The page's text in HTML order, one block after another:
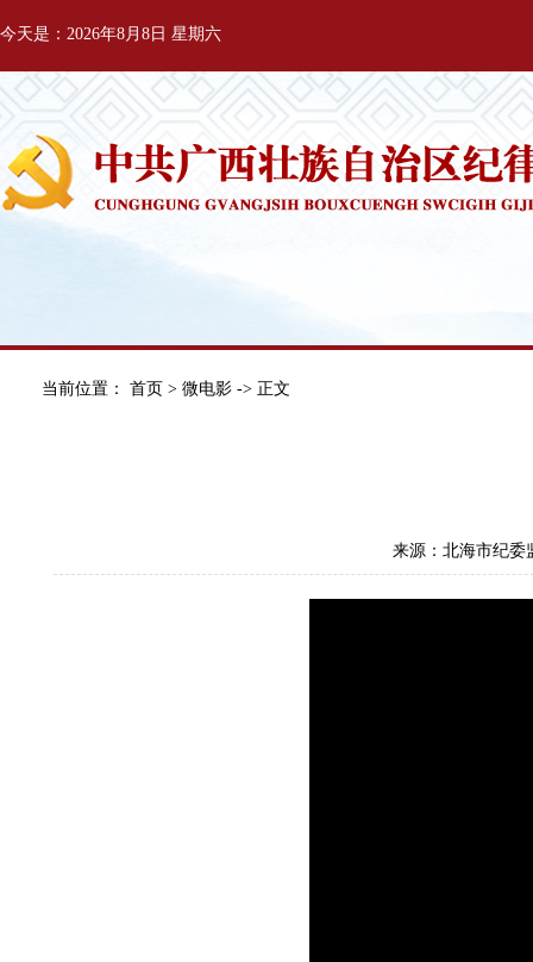
今天是：2026年8月8日 星期六
当前位置： 首页 > 微电影 -> 正文
来源：北海市纪委